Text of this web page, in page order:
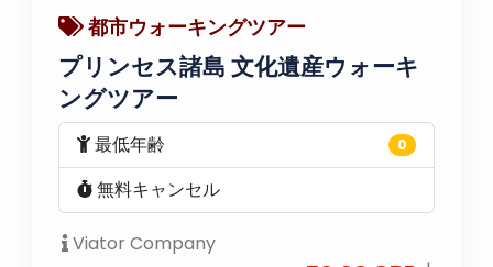
都市ウォーキングツアー
プリンセス諸島 文化遺産ウォーキ
ングツアー
最低年齢 0
無料キャンセル
Viator Company